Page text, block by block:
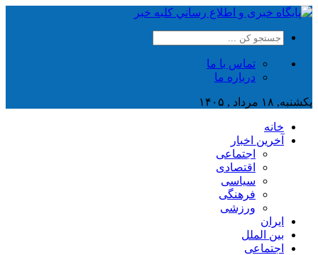
تماس با ما
درباره ما
یکشنبه, ۱۸ مرداد , ۱۴۰۵
خانه
آخرین اخبار
اجتماعی
اقتصادی
سیاسی
فرهنگی
ورزشی
ایران
بین الملل
اجتماعی